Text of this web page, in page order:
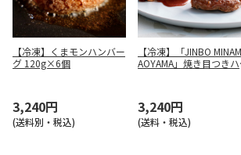
【冷凍】くまモンハンバー
グ 120g×6個
3,240円
(送料別・税込)
【冷凍】「JINBO
AOYAMA」焼き目つきハ
3,240円
(送料・税込)